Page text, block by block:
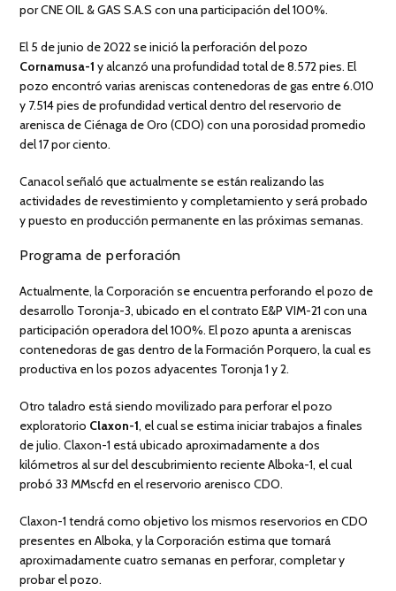
por CNE OIL & GAS S.A.S con una participación del 100%.
El 5 de junio de 2022 se inició la perforación del pozo
Cornamusa-1 y alcanzó una profundidad total de 8.572 pies. El
pozo encontró varias areniscas contenedoras de gas entre 6.010
y 7.514 pies de profundidad vertical dentro del reservorio de
arenisca de Ciénaga de Oro (CDO) con una porosidad promedio
del 17 por ciento.
Canacol señaló que actualmente se están realizando las
actividades de revestimiento y completamiento y será probado
y puesto en producción permanente en las próximas semanas.
Programa de perforación
Actualmente, la Corporación se encuentra perforando el pozo de
desarrollo Toronja-3, ubicado en el contrato E&P VIM-21 con una
participación operadora del 100%. El pozo apunta a areniscas
contenedoras de gas dentro de la Formación Porquero, la cual es
productiva en los pozos adyacentes Toronja 1 y 2.
Otro taladro está siendo movilizado para perforar el pozo
exploratorio Claxon-1, el cual se estima iniciar trabajos a finales
de julio. Claxon-1 está ubicado aproximadamente a dos
kilómetros al sur del descubrimiento reciente Alboka-1, el cual
probó 33 MMscfd en el reservorio arenisco CDO.
Claxon-1 tendrá como objetivo los mismos reservorios en CDO
presentes en Alboka, y la Corporación estima que tomará
aproximadamente cuatro semanas en perforar, completar y
probar el pozo.